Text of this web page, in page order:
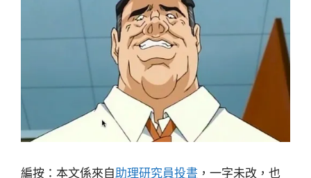
編按：本文係來自助理研究員投書 ，一字未改，也